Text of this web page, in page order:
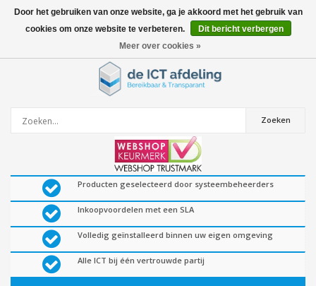
0artikelen
Zoeken
Producten geselecteerd door systeembeheerders
Inkoopvoordelen met een SLA
Volledig geïnstalleerd binnen uw eigen omgeving
Alle ICT bij één vertrouwde partij
Door het gebruiken van onze website, ga je akkoord met het gebruik van
cookies om onze website te verbeteren.
Dit bericht verbergen
Meer over cookies »